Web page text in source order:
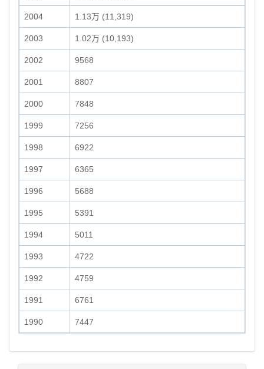
2004 1.13万 (11,319)
2003 1.02万 (10,193)
2002 9568
2001 8807
2000 7848
1999 7256
1998 6922
1997 6365
1996 5688
1995 5391
1994 5011
1993 4722
1992 4759
1991 6761
1990 7447